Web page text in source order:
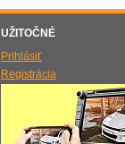
UŽITOČNÉ
Prihlásiť
Registrácia